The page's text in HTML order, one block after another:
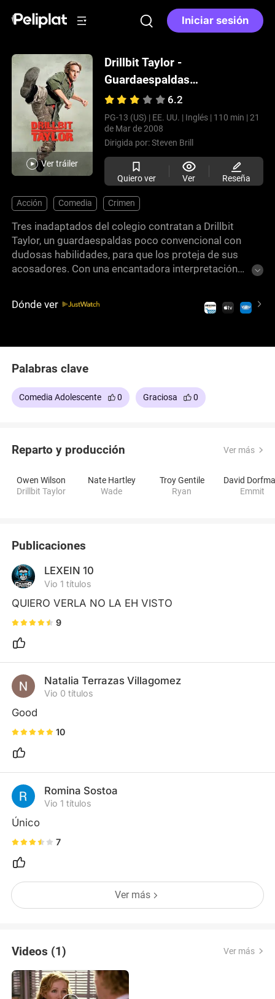
Iniciar sesión
Ver tráiler
Drillbit Taylor -
Guardaespaldas
escolar (2008)
6.2
PG-13 (US) | EE. UU. | Inglés | 110 min | 21
de Mar de 2008
Dirigida por:Steven Brill
Quiero ver Ver Reseña
Acción Comedia Crimen
Tres inadaptados del colegio contratan a Drillbit
Taylor, un guardaespaldas poco convencional con
dudosas habilidades, para que los proteja de sus
acosadores. Con una encantadora interpretación
reconfortante comedia adolescente logra un
Dónde ver
Palabras clave
Comedia Adolescente 0 Graciosa 0
Reparto y producción Ver más
Owen Wilson
Drillbit Taylor
Nate Hartley
Wade
Troy Gentile
Ryan
David
Emmit
Publicaciones
LEXEIN 10
Vio 1 títulos
QUIERO VERLA NO LA EH VISTO
9
Natalia Terrazas Villagomez
Vio 0 títulos
Good
10
Romina Sostoa
Vio 1 títulos
Único
7
Ver más
Videos (1) Ver más